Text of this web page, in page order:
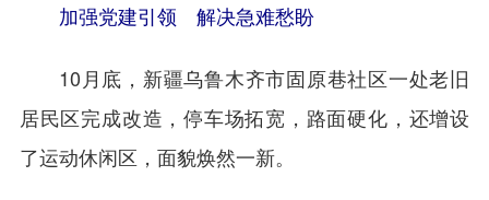
加强党建引领 解决急难愁盼
10月底，新疆乌鲁木齐市固原巷社区一处老旧
居民区完成改造，停车场拓宽，路面硬化，还增设
了运动休闲区，面貌焕然一新。